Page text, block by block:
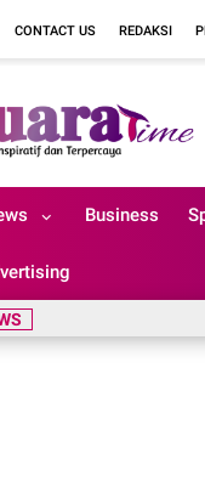
CONTACT US REDAKSI
Business